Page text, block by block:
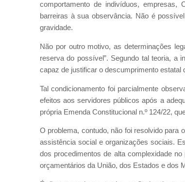
comportamento de indivíduos,
barreiras à sua observância. Não é
gravidade.
Não por outro motivo, as determinações
reserva do possível”. Segundo tal teoria, a
capaz de justificar o descumprimento
Tal condicionamento foi parcialmente
efeitos aos servidores públicos após a
própria Emenda Constitucional n.º 124/22,
O problema, contudo, não foi resolvido para
assistência social e organizações sociais.
dos procedimentos de alta complexidade
orçamentários da União, dos Estados e dos